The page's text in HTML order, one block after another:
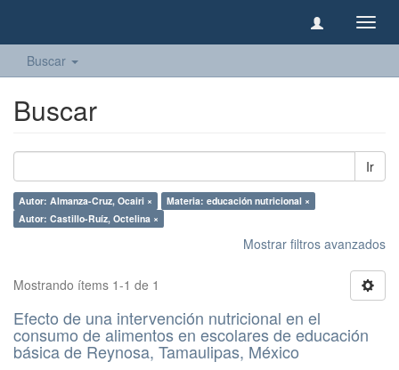
Buscar
Buscar
Ir
Autor: Almanza-Cruz, Ocairi ×
Materia: educación nutricional ×
Autor: Castillo-Ruíz, Octelina ×
Mostrar filtros avanzados
Mostrando ítems 1-1 de 1
Efecto de una intervención nutricional en el
consumo de alimentos en escolares de educación
básica de Reynosa, Tamaulipas, México